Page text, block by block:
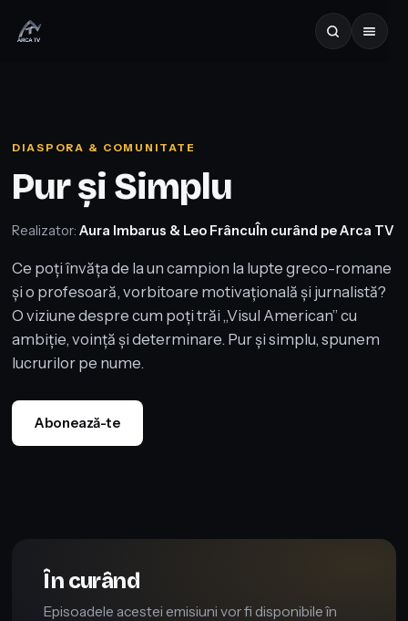
DIASPORA & COMUNITATE
Pur și Simplu
Realizator:Aura Imbarus & Leo FrâncuÎn curând pe Arca TV
Ce poți învăța de la un campion la lupte greco-romane
și o profesoară, vorbitoare motivațională și jurnalistă?
O viziune despre cum poți trăi „Visul American” cu
ambiție, voință și determinare. Pur și simplu, spunem
lucrurilor pe nume.
Abonează-te
În curând
Episoadele acestei emisiuni vor fi disponibile în